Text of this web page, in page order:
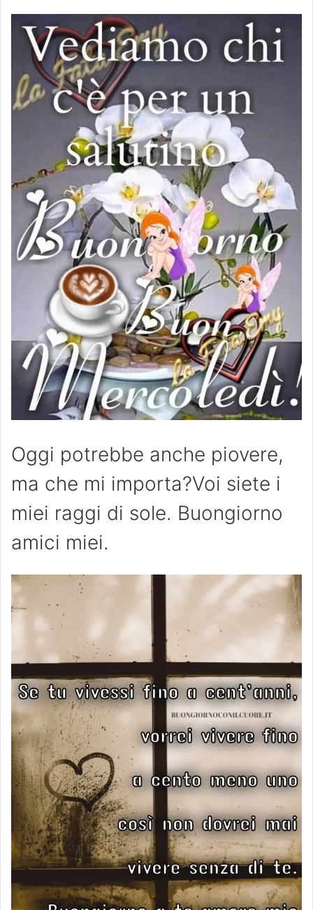
Oggi potrebbe anche piovere,
ma che mi importa?Voi siete i
miei raggi di sole. Buongiorno
amici miei.